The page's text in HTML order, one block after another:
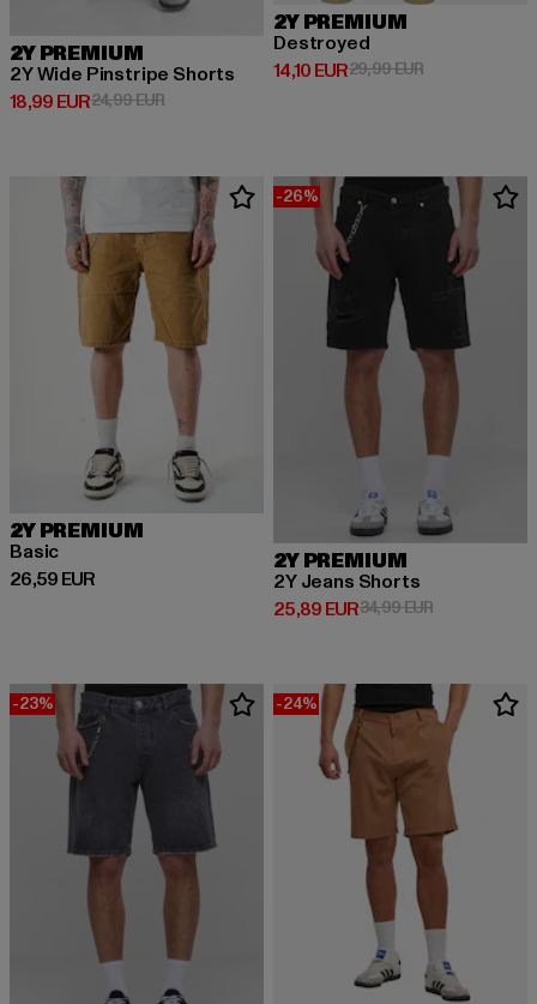
2Y PREMIUM
2Y Wide Pinstripe Shorts
18,99 EUR
Derzeitiger Preis: 18,99 EUR
24,99 EURAktionspreis: 24,99 EUR
2Y PREMIUM
Destroyed
14,10 EUR
Derzeitiger Preis: 14,10 EUR
29,99 EURAktionspreis:
2Y PREMIUM
Basic
26,59 EUR
Derzeitiger Preis: 26,59 EUR
-26%
2Y PREMIUM
2Y Jeans Shorts
25,89 EUR
Derzeitiger Preis: 25,89 EUR
34,99 EURAktionspreis:
-23% -24%